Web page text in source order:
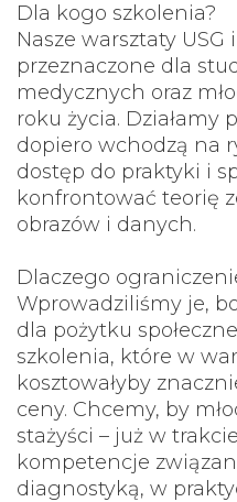
Dla kogo szkolenia?
Nasze warsztaty USG
przeznaczone dla
medycznych oraz
roku życia. Działamy
dopiero wchodzą na
dostęp do praktyki i
konfrontować teorię
obrazów i danych.
Dlaczego
Wprowadziliśmy je,
dla pożytku
szkolenia, które w
kosztowałyby
ceny. Chcemy, by
stażyści – już w
kompetencje
diagnostyką, w